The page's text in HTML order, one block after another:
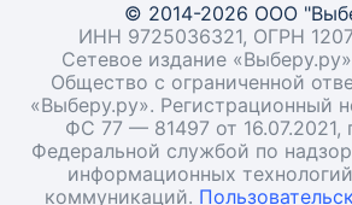
© 2014-2026 ООО
ИНН 9725036321, ОГРН
Сетевое издание
Общество с ограниченной
«Выберу.ру».
ФС 77 — 81497 от 16.07.2021,
Федеральной службой по
информационных
коммуникаций.